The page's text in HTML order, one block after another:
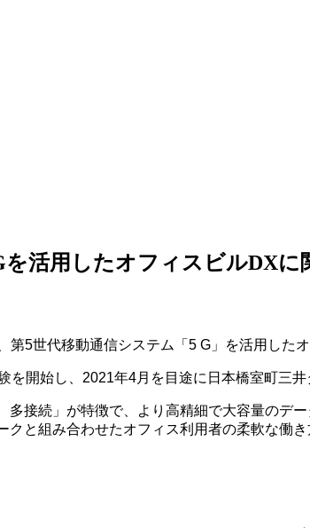
活用したオフィスビルDXに
第5世代移動通信システム「 5 G 」を活用した
を開始し、 2021年4月を目途に日本橋室町三
多接続」が特徴で、より高精細で大容量のデ
クと組み合わせたオフィス利用者の柔軟な働き